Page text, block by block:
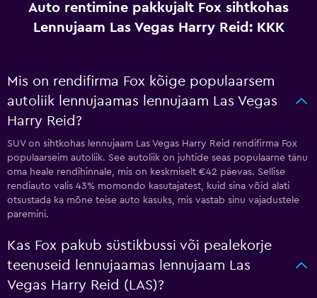
Auto rentimine pakkujalt Fox sihtkohas
Lennujaam Las Vegas Harry Reid: KKK
Mis on rendifirma Fox kõige populaarsem
autoliik lennujaamas lennujaam Las Vegas
Harry Reid?
SUV on sihtkohas lennujaam Las Vegas Harry Reid rendifirma Fox
populaarseim autoliik. See autoliik on juhtide seas populaarne tänu
oma heale rendihinnale, mis on keskmiselt €42 päevas. Sellise
rendiauto valis 43% momondo kasutajatest, kuid sina võid alati
otsustada ka mõne teise auto kasuks, mis vastab sinu vajadustele
paremini.
Kas Fox pakub süstikbussi või pealekorje
teenuseid lennujaamas lennujaam Las
Vegas Harry Reid (LAS)?